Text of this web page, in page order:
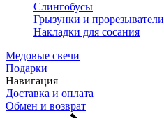
Слингобусы
Грызунки и прорезыватели
Накладки для сосания
Медовые свечи
Подарки
Навигация
Доставка и оплата
Обмен и возврат